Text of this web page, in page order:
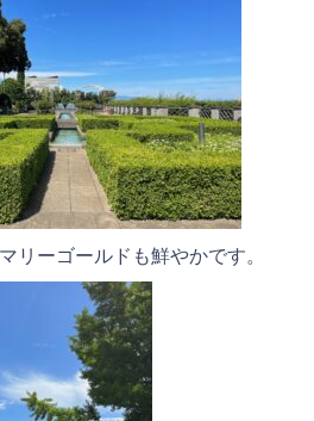
リーゴールドも鮮やかです。